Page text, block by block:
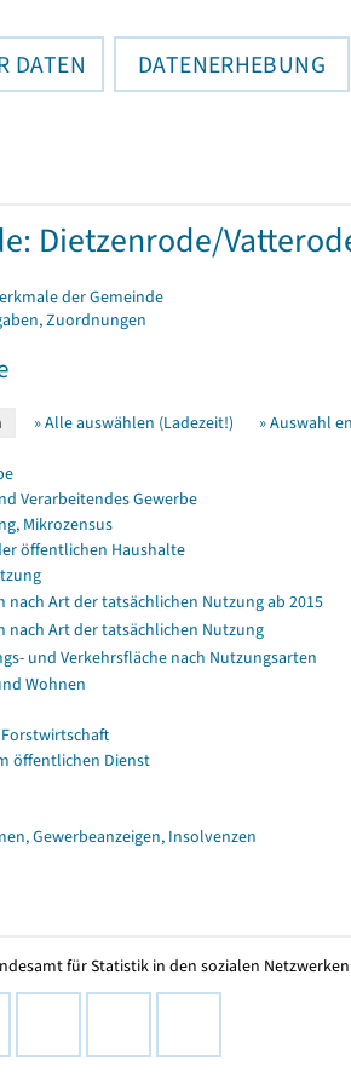
DATEN DATENERHEBUNG
Dietzenrode/
der Gemeinde
Zuordnungen
» Alle auswählen (Ladezeit!) » Auswahl
Verarbeitendes Gewerbe
Mikrozensus
öffentlichen Haushalte
nach Art der tatsächlichen Nutzung ab 2015
nach Art der tatsächlichen Nutzung
und Verkehrsfläche nach Nutzungsarten
Wohnen
öffentlichen Dienst
Gewerbeanzeigen, Insolvenzen
für Statistik in den sozialen